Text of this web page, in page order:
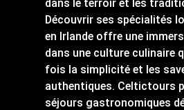
dans le terroir et les
Découvrir ses spécialités
en Irlande offre une
dans une culture culinaire
fois la simplicité et les
authentiques. Celtictours
séjours gastronomiques